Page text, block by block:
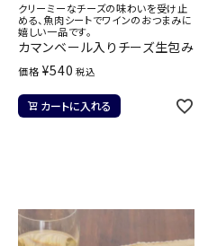
クリーミーなチーズの味わいを受け止
める、魚肉シートでワインのおつまみに
嬉しい一品です。
カマンベール入りチーズ生包み
価格 ¥540 税込
カートに入れる